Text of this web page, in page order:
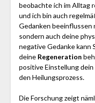
beobachte ich im Alltag
und ich bin auch
Gedanken beeinflussen
sondern auch deine
negative Gedanke kann
deine Regeneration
positive Einstellung
den Heilungsprozess.
Die Forschung zeigt